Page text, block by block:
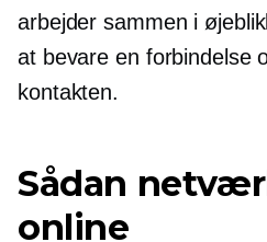
arbejder sammen i
at bevare en forbindelse
kontakten.
Sådan
online